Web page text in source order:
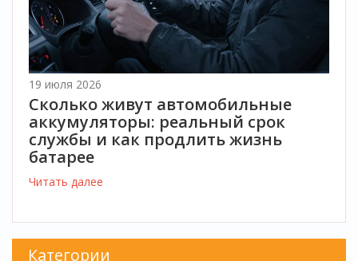
19 июля 2026
Сколько живут автомобильные
аккумуляторы: реальный срок
службы и как продлить жизнь
батарее
Читать далее
Категории